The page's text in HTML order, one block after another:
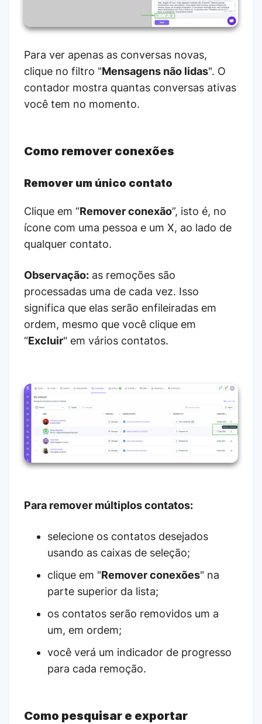
Para ver apenas as conversas novas,
clique no filtro "Mensagens não lidas". O
contador mostra quantas conversas ativas
você tem no momento.
Como remover conexões
Remover um único contato
Clique em “Remover conexão”, isto é, no
ícone com uma pessoa e um X, ao lado de
qualquer contato.
Observação: as remoções são
processadas uma de cada vez. Isso
significa que elas serão enfileiradas em
ordem, mesmo que você clique em
“Excluir" em vários contatos.
Para remover múltiplos contatos:
selecione os contatos desejados
usando as caixas de seleção;
clique em "Remover conexões" na
parte superior da lista;
os contatos serão removidos um a
um, em ordem;
você verá um indicador de progresso
para cada remoção.
Como pesquisar e exportar